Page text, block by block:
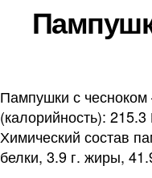
Пампушки с чесноком
(калорийность):
Химический состав
белки, 3.9 г. жиры,